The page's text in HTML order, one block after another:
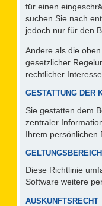
für einen
suchen Sie nach
jedoch nur für den
Andere als die
gesetzlicher
rechtlicher
GESTATTUNG DER
Sie gestatten dem
zentraler
Ihrem persönlichen
Diese Richtlinie
Software weitere
AUSKUNFTSRECHT